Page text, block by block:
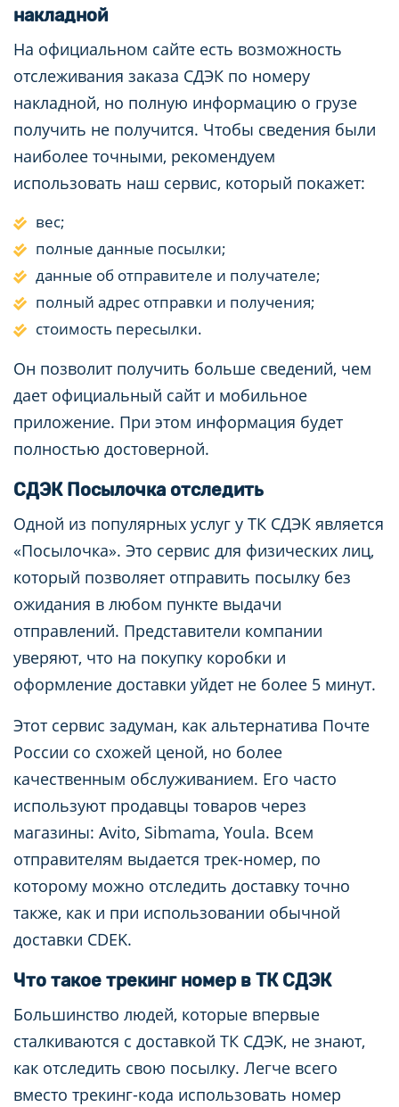
накладной
На официальном сайте есть возможность
отслеживания заказа СДЭК по номеру
накладной, но полную информацию о грузе
получить не получится. Чтобы сведения были
наиболее точными, рекомендуем
использовать наш сервис, который покажет:
вес;
полные данные посылки;
данные об отправителе и получателе;
полный адрес отправки и получения;
стоимость пересылки.
Он позволит получить больше сведений, чем
дает официальный сайт и мобильное
приложение. При этом информация будет
полностью достоверной.
СДЭК Посылочка отследить
Одной из популярных услуг у ТК СДЭК является
«Посылочка». Это сервис для физических лиц,
который позволяет отправить посылку без
ожидания в любом пункте выдачи
отправлений. Представители компании
уверяют, что на покупку коробки и
оформление доставки уйдет не более 5 минут.
Этот сервис задуман, как альтернатива Почте
России со схожей ценой, но более
качественным обслуживанием. Его часто
используют продавцы товаров через
магазины: Avito, Sibmama, Youla. Всем
отправителям выдается трек-номер, по
которому можно отследить доставку точно
также, как и при использовании обычной
доставки CDEK.
Что такое трекинг номер в ТК СДЭК
Большинство людей, которые впервые
сталкиваются с доставкой ТК СДЭК, не знают,
как отследить свою посылку. Легче всего
вместо трекинг-кода использовать номер